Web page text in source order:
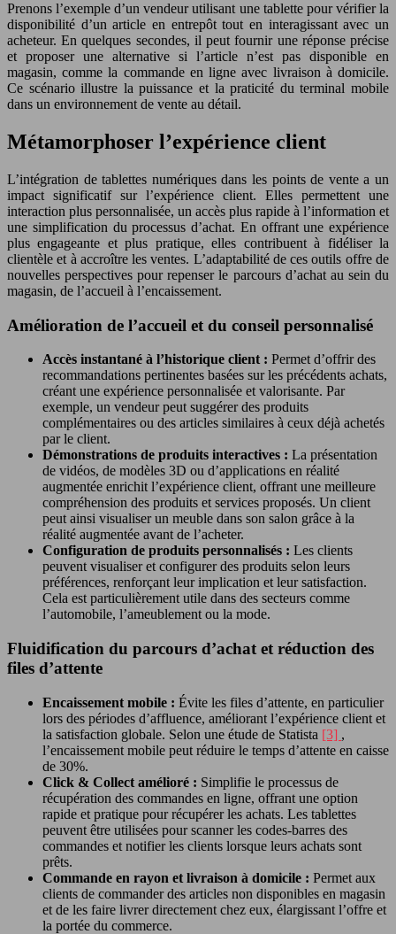
Prenons l’exemple d’un vendeur utilisant une tablette pour vérifier la
disponibilité d’un article en entrepôt tout en interagissant avec un
acheteur. En quelques secondes, il peut fournir une réponse précise
et proposer une alternative si l’article n’est pas disponible en
magasin, comme la commande en ligne avec livraison à domicile.
Ce scénario illustre la puissance et la praticité du terminal mobile
dans un environnement de vente au détail.
Métamorphoser l’expérience client
L’intégration de tablettes numériques dans les points de vente a un
impact significatif sur l’expérience client. Elles permettent une
interaction plus personnalisée, un accès plus rapide à l’information et
une simplification du processus d’achat. En offrant une expérience
plus engageante et plus pratique, elles contribuent à fidéliser la
clientèle et à accroître les ventes. L’adaptabilité de ces outils offre de
nouvelles perspectives pour repenser le parcours d’achat au sein du
magasin, de l’accueil à l’encaissement.
Amélioration de l’accueil et du conseil personnalisé
Accès instantané à l’historique client : Permet d’offrir des
recommandations pertinentes basées sur les précédents achats,
créant une expérience personnalisée et valorisante. Par
exemple, un vendeur peut suggérer des produits
complémentaires ou des articles similaires à ceux déjà achetés
par le client.
Démonstrations de produits interactives : La présentation
de vidéos, de modèles 3D ou d’applications en réalité
augmentée enrichit l’expérience client, offrant une meilleure
compréhension des produits et services proposés. Un client
peut ainsi visualiser un meuble dans son salon grâce à la
réalité augmentée avant de l’acheter.
Configuration de produits personnalisés : Les clients
peuvent visualiser et configurer des produits selon leurs
préférences, renforçant leur implication et leur satisfaction.
Cela est particulièrement utile dans des secteurs comme
l’automobile, l’ameublement ou la mode.
Fluidification du parcours d’achat et réduction des
files d’attente
Encaissement mobile : Évite les files d’attente, en particulier
lors des périodes d’affluence, améliorant l’expérience client et
la satisfaction globale. Selon une étude de Statista [3] ,
l’encaissement mobile peut réduire le temps d’attente en caisse
de 30%.
Click & Collect amélioré : Simplifie le processus de
récupération des commandes en ligne, offrant une option
rapide et pratique pour récupérer les achats. Les tablettes
peuvent être utilisées pour scanner les codes-barres des
commandes et notifier les clients lorsque leurs achats sont
prêts.
Commande en rayon et livraison à domicile : Permet aux
clients de commander des articles non disponibles en magasin
et de les faire livrer directement chez eux, élargissant l’offre et
la portée du commerce.